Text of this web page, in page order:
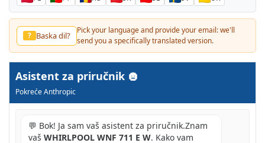
? Baska dil?
Pick your language and provide your email: we'll
send you a specifically translated version.
Asistent za priručnik
Pokreće Anthropic
💬 Bok! Ja sam vaš asistent za priručnik.Znam
vaš WHIRLPOOL WNF 711 E W. Kako vam